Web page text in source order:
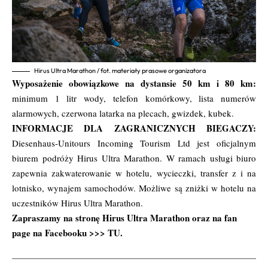
Hirus Ultra Marathon / fot. materiały prasowe organizatora
Wyposażenie obowiązkowe na dystansie 50 km i 80 km:
minimum 1 litr wody, telefon komórkowy, lista numerów
alarmowych, czerwona latarka na plecach, gwizdek, kubek.
INFORMACJE DLA ZAGRANICZNYCH BIEGACZY:
Diesenhaus-Unitours Incoming Tourism Ltd jest oficjalnym
biurem podróży Hirus Ultra Marathon. W ramach usługi biuro
zapewnia zakwaterowanie w hotelu, wycieczki, transfer z i na
lotnisko, wynajem samochodów. Możliwe są zniżki w hotelu na
uczestników Hirus Ultra Marathon.
Zapraszamy na stronęHirus Ultra Marathonoraz na fan
page na Facebooku >>> TU.